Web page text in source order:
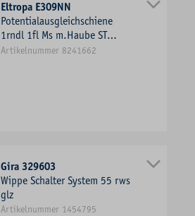
Eltropa E309NN
Potentialausgleichschiene
1rndl 1fl Ms m.Haube ST
Aufb_fix
Artikelnummer 8241662
Gira 329603
Wippe Schalter System 55 rws
glz
Artikelnummer 1454795